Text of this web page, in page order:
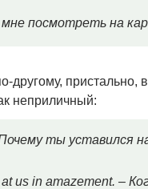
посмотреть на
другому, пристально,
неприличный:
ты уставился
us in amazement. –